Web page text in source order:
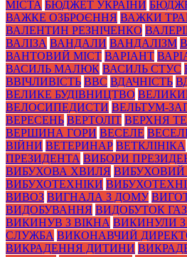
МІСТА БЮДЖЕТ УКРАЇНИ
ВАЖКЕ ОЗБРОЄННЯ ВАЖКИ
ВАЛЕНТИН РЕЗНІЧЕНКО
ВАЛІЗА ВАНДАЛИ ВАНДАЛІЗМ
ВАНТОВИЙ МІСТ ВАРІАНТ
ВАСИЛЬ МАЛЮК ВАСИЛЬ СТУС
ВВІЧЛИВІСТЬ ВВС ВДАЧНІСТЬ
ВЕЛИКЕ БУДІВНИЦТВО
ВЕЛОСИПЕДИСТИ ВЕЛЬТУМ-
ВЕРЕСЕНЬ ВЕРТОЛІТ ВЕРХНЯ
ВЕРШИНА ГОРИ ВЕСЕЛЕ
ВІЙНИ ВЕТЕРИНАР ВЕТКЛІНІКА
ПРЕЗИДЕНТА ВИБОРИ
ВИБУХОВА ХВИЛЯ ВИБУХОВИЙ
ВИБУХОТЕХНІКИ
ВИВОЗ ВИГНАЛА З ДОМУ
ВИДОБУВАННЯ ВИДОБУТОК
ВИКИНУВ З ВІКНА ВИКИНУЛИ З
СЛУЖБА ВИКОНАВЧИЙ
ВИКРАДЕННЯ ДИТИНИ